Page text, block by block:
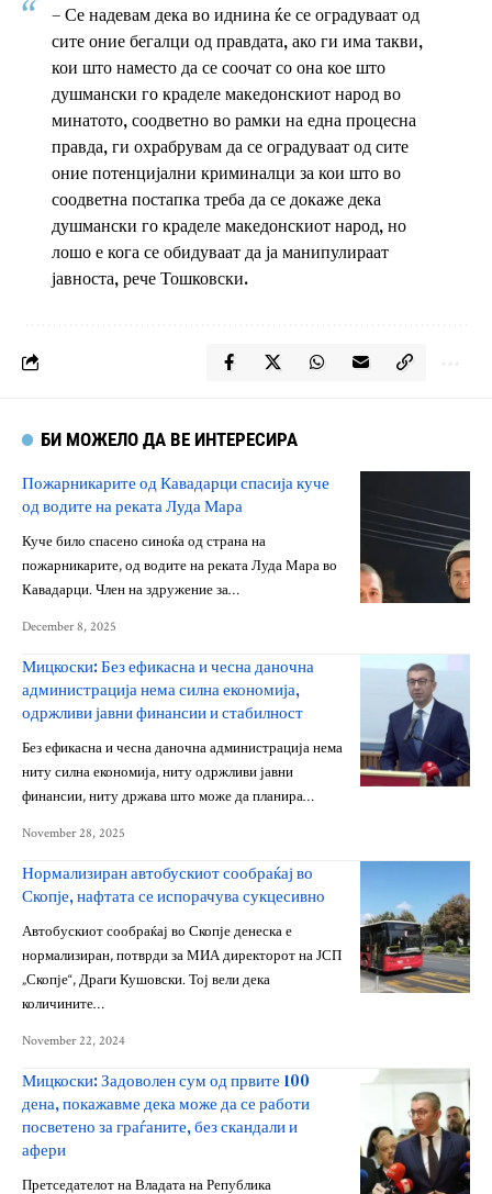
– Се надевам дека во иднина ќе се оградуваат од
сите оние бегалци од правдата, ако ги има такви,
кои што наместо да се соочат со она кое што
душмански го краделе македонскиот народ во
минатото, соодветно во рамки на една процесна
правда, ги охрабрувам да се оградуваат од сите
оние потенцијални криминалци за кои што во
соодветна постапка треба да се докаже дека
душмански го краделе македонскиот народ, но
лошо е кога се обидуваат да ја манипулираат
јавноста, рече Тошковски.
БИ МОЖЕЛО ДА ВЕ ИНТЕРЕСИРА
Пожарникарите од Кавадарци спасија куче
од водите на реката Луда Мара
Куче било спасено синоќа од страна на
пожарникарите, од водите на реката Луда Мара во
Кавадарци. Член на здружение за…
December 8, 2025
Мицкоски: Без ефикасна и чесна даночна
администрација нема силна економија,
одржливи јавни финансии и стабилност
Без ефикасна и чесна даночна администрација нема
ниту силна економија, ниту одржливи јавни
финансии, ниту држава што може да планира…
November 28, 2025
Нормализиран автобускиот сообраќај во
Скопје, нафтата се испорачува сукцесивно
Автобускиот сообраќај во Скопје денеска е
нормализиран, потврди за МИА директорот на ЈСП
„Скопје“, Драги Кушовски. Тој вели дека
количините…
November 22, 2024
Мицкоски: Задоволен сум од првите 100
дена, покажавме дека може да се работи
посветено за граѓаните, без скандали и
афери
Претседателот на Владата на Република